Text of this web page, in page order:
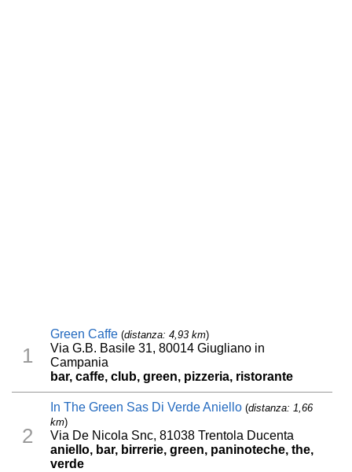
1
Green Caffe (distanza: 4,93 km)
Via G.B. Basile 31, 80014 Giugliano in
Campania
bar, caffe, club, green, pizzeria, ristorante
2
In The Green Sas Di Verde Aniello (distanza: 1,66
km)
Via De Nicola Snc, 81038 Trentola Ducenta
aniello, bar, birrerie, green, paninoteche, the,
verde